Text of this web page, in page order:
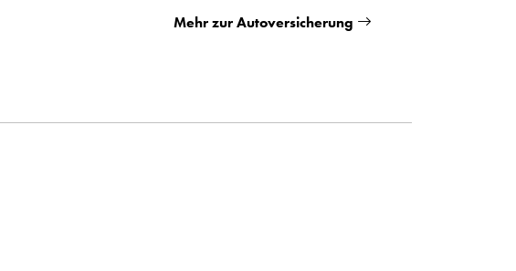
Mehr zur Autoversicherung